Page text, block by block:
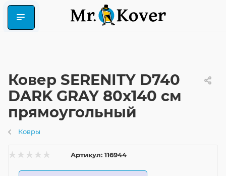
Ковер SERENITY D740
DARK GRAY 80x140 см
прямоугольный
Ковры
Артикул: 116944